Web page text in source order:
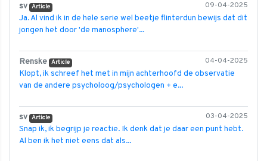
09-04-2025
sv Article
Ja. Al vind ik in de hele serie wel beetje flinterdun bewijs dat dit
jongen het door 'de manosphere'...
04-04-2025
Renske Article
Klopt, ik schreef het met in mijn achterhoofd de observatie
van de andere psycholoog/psychologen + e...
03-04-2025
sv Article
Snap ik, ik begrijp je reactie. Ik denk dat je daar een punt hebt.
Al ben ik het niet eens dat als...